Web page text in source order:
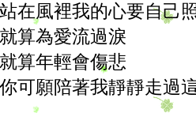
站在風裡我的心要自己
就算為愛流過淚
就算年輕會傷悲
你可願陪著我靜靜走過